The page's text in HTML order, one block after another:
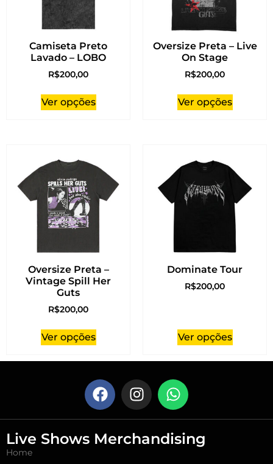
Camiseta Preto
Lavado – LOBO
R$200,00
Ver opções
Oversize Preta – Live
On Stage
R$200,00
Ver opções
Oversize Preta –
Vintage Spill Her
Guts
R$200,00
Ver opções
Dominate Tour
R$200,00
Ver opções
Live Shows Merchandising
Home